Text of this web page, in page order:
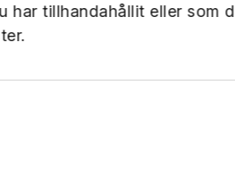
har tillhandahållit eller som